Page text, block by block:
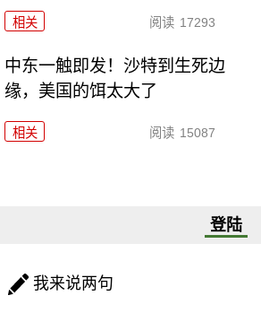
相关 阅读 17293
中东一触即发！沙特到生死边
缘，美国的饵太大了
相关 阅读 15087
登陆
我来说两句